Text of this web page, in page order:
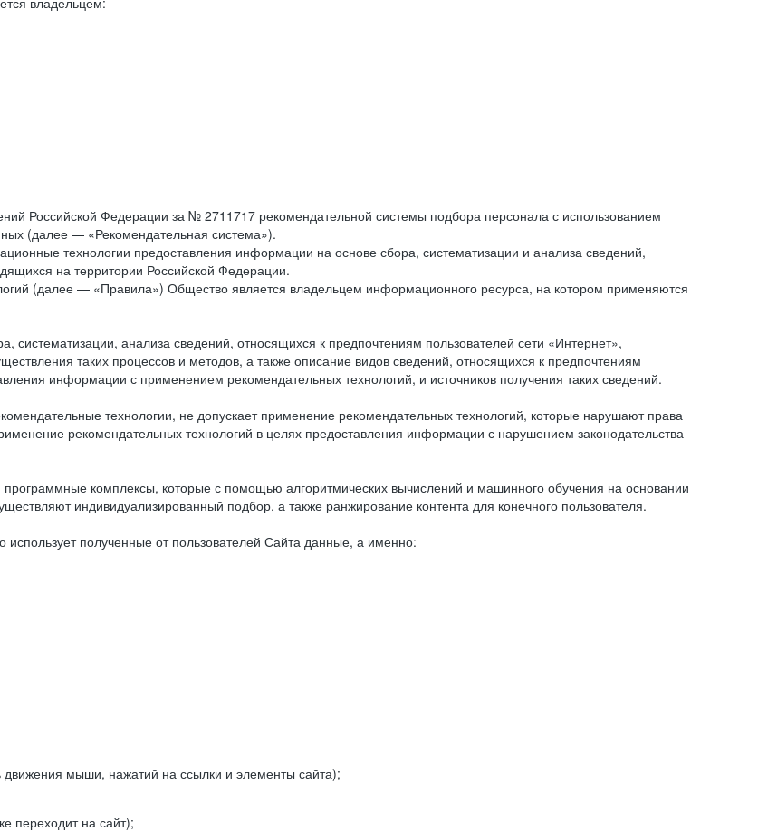
Российской Федерации за № 2711717 рекомендательной системы подбора персонала с использованием
(далее — «Рекомендательная система»).
технологии предоставления информации на основе сбора, систематизации и анализа сведений,
на территории Российской Федерации.
(далее — «Правила») Общество является владельцем информационного ресурса, на котором применяются
анализа сведений, относящихся к предпочтениям пользователей сети «Интернет»,
таких процессов и методов, а также описание видов сведений, относящихся к предпочтениям
информации с применением рекомендательных технологий, и источников получения таких сведений.
технологии, не допускает применение рекомендательных технологий, которые нарушают права
рекомендательных технологий в целях предоставления информации с нарушением законодательства
комплексы, которые с помощью алгоритмических вычислений и машинного обучения на основании
индивидуализированный подбор, а также ранжирование контента для конечного пользователя.
полученные от пользователей Сайта данные, а именно:
мыши, нажатий на ссылки и элементы сайта);
переходит на сайт);